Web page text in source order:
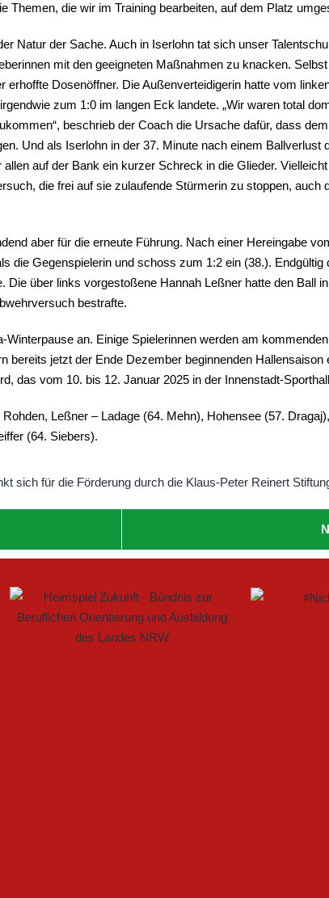
Themen, die wir im Training bearbeiten, auf dem Platz
Natur der Sache. Auch in Iserlohn tat sich unser
mit den geeigneten Maßnahmen zu knacken.
erhoffte Dosenöffner. Die Außenverteidigerin hatte vom
zum 1:0 im langen Eck landete. „Wir waren total
beschrieb der Coach die Ursache dafür, dass
Und als Iserlohn in der 37. Minute nach einem Ballverlust
auf der Bank ein kurzer Schreck in die Glieder.
die frei auf sie zulaufende Stürmerin zu stoppen, auch
aber für die erneute Führung. Nach einer Hereingabe
die Gegenspielerin und schoss zum 1:2 ein (38.).
Die über links vorgestoßene Hannah Leßner hatte den Ball
bestrafte.
Winterpause an. Einige Spielerinnen werden am
bereits jetzt der Ende Dezember beginnenden Hallensaison
das vom 10. bis 12. Januar 2025 in der Innenstadt-
Leßner – Ladage (64. Mehn), Hohensee (57.
(64. Siebers).